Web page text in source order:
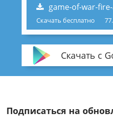
game-of-war-
Скачать бесплатно
Скачать с
Подписаться на